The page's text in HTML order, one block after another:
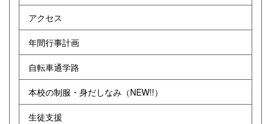
アクセス
年間行事計画
自転車通学路
本校の制服・身だしなみ（NEW!!）
生徒支援